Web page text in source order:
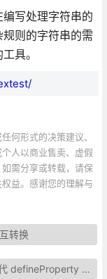
写处理字符串的
则的字符串的需
具。
何形式的决策建议、
人以商业售卖、虚假
需分享或转载，请保
益。感谢您的理解与
转换
API ？